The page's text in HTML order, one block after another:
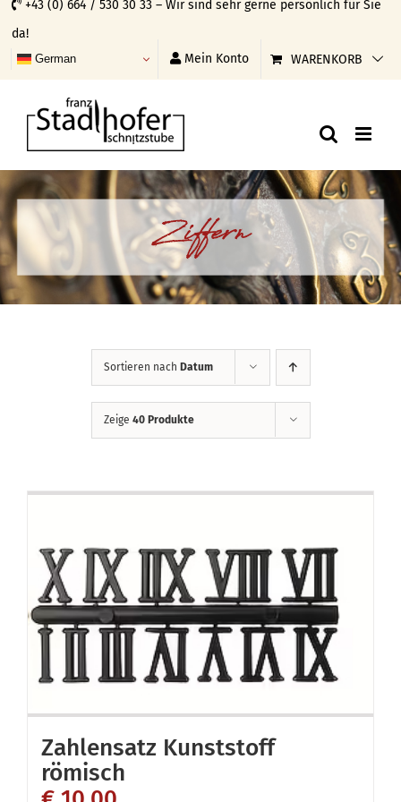
Skip
to
content
+43 (0) 664 / 530 30 33 – Wir sind sehr gerne persönlich für Sie
da!
German Mein Konto WARENKORB
Ziffern
Sortieren nach Datum
Zeige 40 Produkte
Zahlensatz Kunststoff
römisch